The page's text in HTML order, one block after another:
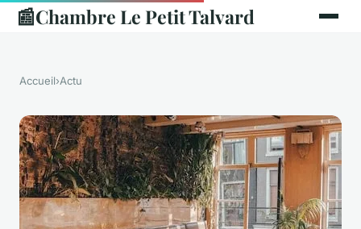
📰Chambre Le Petit Talvard
Accueil›Actu